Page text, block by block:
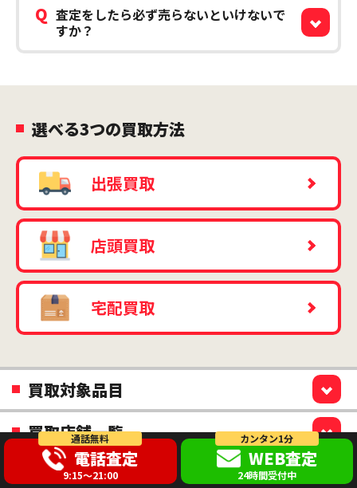
通話無料
電話査定
9:15～21:00
カンタン1分
WEB査定
24時間受付中
Q 査定をしたら必ず売らないといけないで
すか？
選べる3つの買取方法
出張買取
店頭買取
宅配買取
買取対象品目
買取店舗一覧